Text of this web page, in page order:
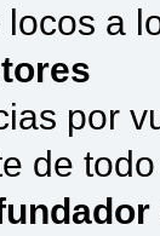
locos a
por
de